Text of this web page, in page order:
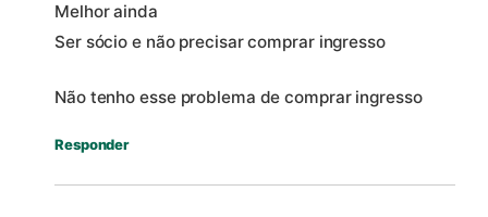
Melhor ainda
Ser sócio e não precisar comprar ingresso
Não tenho esse problema de comprar ingresso
Responder